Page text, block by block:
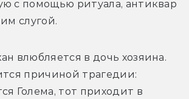
с помощью ритуала, антиквар
слугой.
влюбляется в дочь хозяина.
причиной трагедии:
Голема, тот приходит в